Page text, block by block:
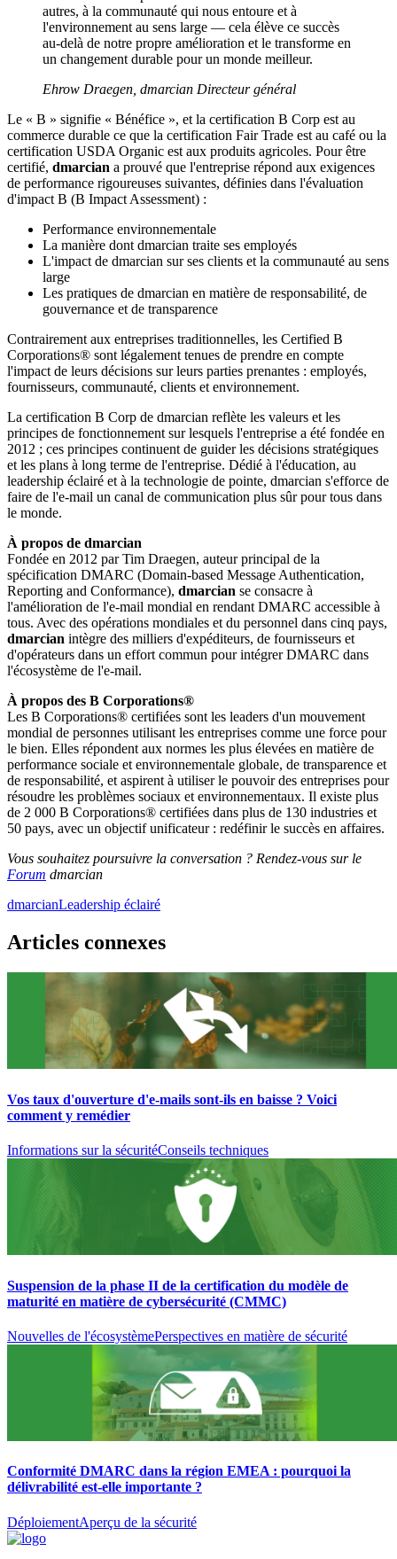
autres, à la communauté qui nous entoure et à
l'environnement au sens large — cela élève ce succès
au-delà de notre propre amélioration et le transforme en
un changement durable pour un monde meilleur.
Ehrow Draegen, dmarcian Directeur général
Le « B » signifie « Bénéfice », et la certification B Corp est au
commerce durable ce que la certification Fair Trade est au café ou la
certification USDA Organic est aux produits agricoles. Pour être
certifié, dmarcian a prouvé que l'entreprise répond aux exigences
de performance rigoureuses suivantes, définies dans l'évaluation
d'impact B (B Impact Assessment) :
Performance environnementale
La manière dont dmarcian traite ses employés
L'impact de dmarcian sur ses clients et la communauté au sens
large
Les pratiques de dmarcian en matière de responsabilité, de
gouvernance et de transparence
Contrairement aux entreprises traditionnelles, les Certified B
Corporations® sont légalement tenues de prendre en compte
l'impact de leurs décisions sur leurs parties prenantes : employés,
fournisseurs, communauté, clients et environnement.
La certification B Corp de dmarcian reflète les valeurs et les
principes de fonctionnement sur lesquels l'entreprise a été fondée en
2012 ; ces principes continuent de guider les décisions stratégiques
et les plans à long terme de l'entreprise. Dédié à l'éducation, au
leadership éclairé et à la technologie de pointe, dmarcian s'efforce de
faire de l'e-mail un canal de communication plus sûr pour tous dans
le monde.
À propos de dmarcian
Fondée en 2012 par Tim Draegen, auteur principal de la
spécification DMARC (Domain-based Message Authentication,
Reporting and Conformance), dmarcian se consacre à
l'amélioration de l'e-mail mondial en rendant DMARC accessible à
tous. Avec des opérations mondiales et du personnel dans cinq pays,
dmarcian intègre des milliers d'expéditeurs, de fournisseurs et
d'opérateurs dans un effort commun pour intégrer DMARC dans
l'écosystème de l'e-mail.
À propos des B Corporations®
Les B Corporations® certifiées sont les leaders d'un mouvement
mondial de personnes utilisant les entreprises comme une force pour
le bien. Elles répondent aux normes les plus élevées en matière de
performance sociale et environnementale globale, de transparence et
de responsabilité, et aspirent à utiliser le pouvoir des entreprises pour
résoudre les problèmes sociaux et environnementaux. Il existe plus
de 2 000 B Corporations® certifiées dans plus de 130 industries et
50 pays, avec un objectif unificateur : redéfinir le succès en affaires.
Vous souhaitez poursuivre la conversation ? Rendez-vous sur le
Forum dmarcian
dmarcianLeadership éclairé
Articles connexes
Vos taux d'ouverture d'e-mails sont-ils en baisse ? Voici
comment y remédier
Informations sur la sécuritéConseils techniques
Suspension de la phase II de la certification du modèle de
maturité en matière de cybersécurité (CMMC)
Nouvelles de l'écosystèmePerspectives en matière de sécurité
Conformité DMARC dans la région EMEA : pourquoi la
délivrabilité est-elle importante ?
DéploiementAperçu de la sécurité